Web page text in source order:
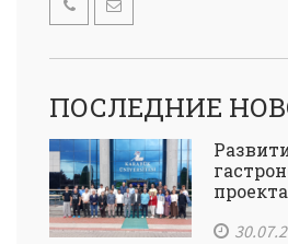
ПОСЛЕДНИЕ